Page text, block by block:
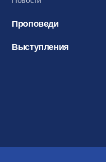
Проповеди
Выступления